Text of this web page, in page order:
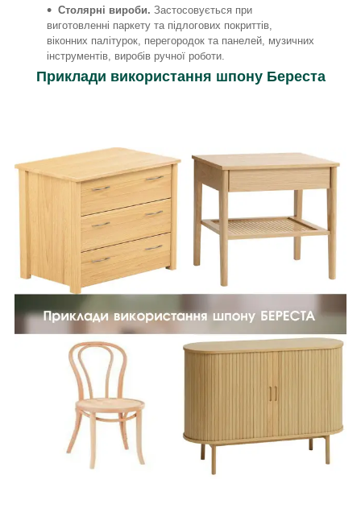
Столярні вироби. Застосовується при
виготовленні паркету та підлогових покриттів,
віконних палітурок, перегородок та панелей, музичних
інструментів, виробів ручної роботи.
Приклади використання шпону Береста